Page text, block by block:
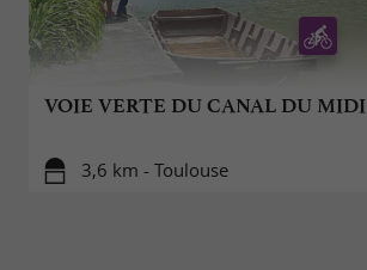
VOIE VERTE DU CANAL DU MIDI
3,6 km - Toulouse